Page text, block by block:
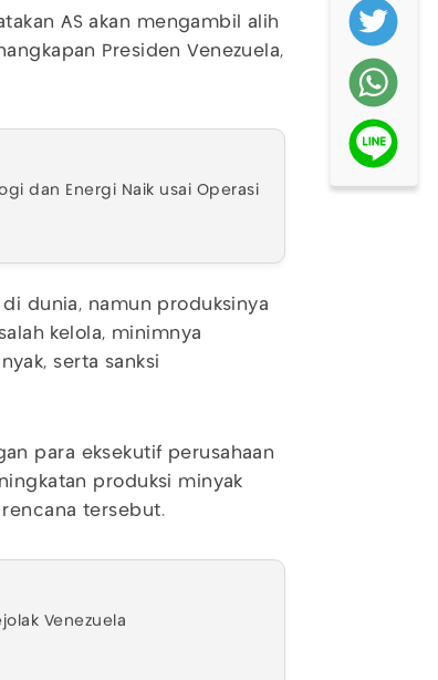
AS akan mengambil alih
Presiden Venezuela,
dan Energi Naik usai Operasi
dunia, namun produksinya
kelola, minimnya
serta sanksi
para eksekutif perusahaan
produksi minyak
tersebut.
Venezuela